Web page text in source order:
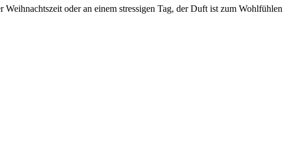
oder an einem stressigen Tag, der Duft ist zum